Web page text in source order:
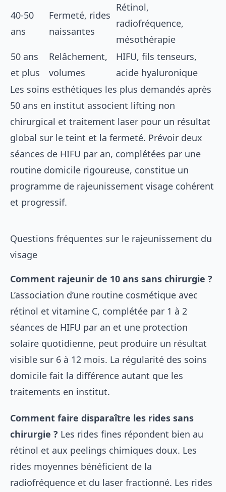
40-50
ans
Fermeté, rides
naissantes
Rétinol,
radiofréquence,
mésothérapie
50 ans
et plus
Relâchement,
volumes
HIFU, fils tenseurs,
acide hyaluronique
Les soins esthétiques les plus demandés après
50 ans en institut associent lifting non
chirurgical et traitement laser pour un résultat
global sur le teint et la fermeté. Prévoir deux
séances de HIFU par an, complétées par une
routine domicile rigoureuse, constitue un
programme de rajeunissement visage cohérent
et progressif.
Questions fréquentes sur le rajeunissement du
visage
Comment rajeunir de 10 ans sans chirurgie ?
L’association d’une routine cosmétique avec
rétinol et vitamine C, complétée par 1 à 2
séances de HIFU par an et une protection
solaire quotidienne, peut produire un résultat
visible sur 6 à 12 mois. La régularité des soins
domicile fait la différence autant que les
traitements en institut.
Comment faire disparaître les rides sans
chirurgie ? Les rides fines répondent bien au
rétinol et aux peelings chimiques doux. Les
rides moyennes bénéficient de la
radiofréquence et du laser fractionné. Les rides